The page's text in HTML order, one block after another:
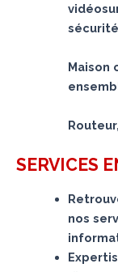
Maison
SERVICES
nos